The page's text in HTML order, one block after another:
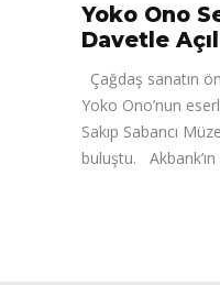
Yoko Ono
Davetle
Çağdaş sanatın
Yoko Ono’nun
Sakıp Sabancı
buluştu. Akbank’ın